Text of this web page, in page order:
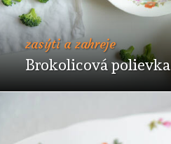
zasýti a zahreje
Brokolicová polievka